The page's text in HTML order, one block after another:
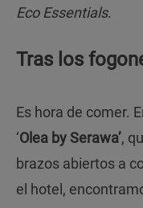
Eco Essentials.
Tras los
Es hora de comer.
‘Olea by Serawa’,
brazos abiertos a
el hotel,